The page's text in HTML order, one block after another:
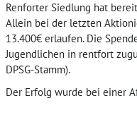
Renforter Siedlung hat
Allein bei der letzten
13.400€ erlaufen. Die
Jugendlichen in rentfort
DPSG-Stamm).
Der Erfolg wurde bei einer